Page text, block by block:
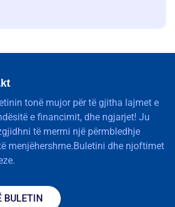
tonë mujor për të gjitha lajmet e
e financimit, dhe ngjarjet! Ju
të merrni një përmbledhje
menjëhershme.Buletini dhe njoftimet
BULETIN